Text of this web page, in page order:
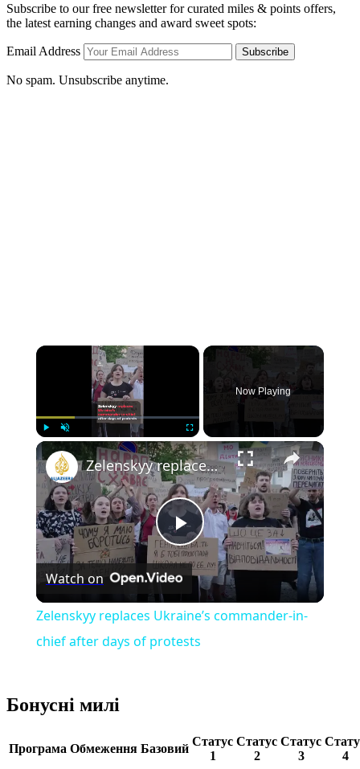
Subscribe to our free newsletter for curated miles & points offers,
the latest earning changes and award sweet spots:
Email Address Subscribe
No spam. Unsubscribe anytime.
Unmute Fullscreen
Now Playing
Play
Video
Zelenskyy replaces Ukraine’s commander-in-chief after days of protests
Watch on
Zelenskyy replaces Ukraine’s commander-in-
chief after days of protests
Бонусні милі
Програма Обмеження Базовий
Статус
1
Статус
2
Статус
3
4